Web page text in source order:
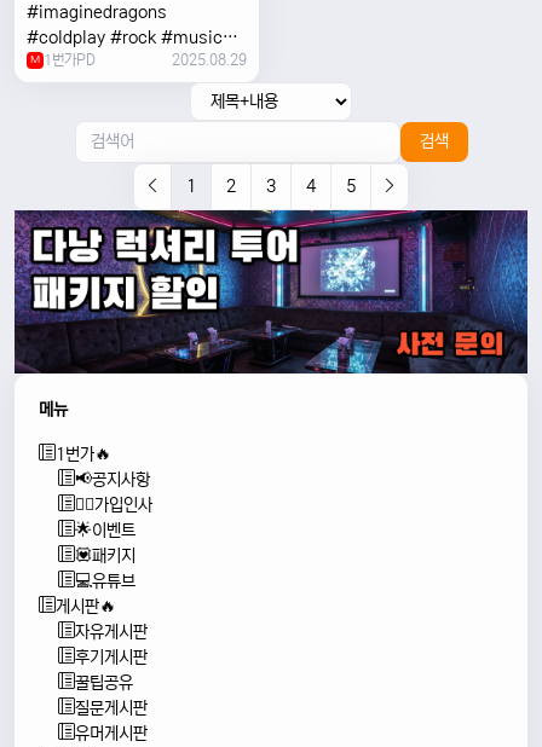
#imaginedragons
#coldplay #rock #music
#concert
M 1번가PD 2025.08.29
검색
1 2 3 4 5
메뉴
1번가🔥
📢공지사항
🙇‍♂️가입인사
🌟이벤트
💟패키지
💻유튜브
게시판🔥
자유게시판
후기게시판
꿀팁공유
질문게시판
유머게시판